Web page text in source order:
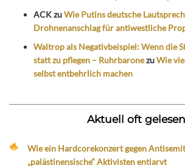
ACKzuWie Putins deutsche
Drohnenanschlag für antiwestliche
Waltrop als Negativbeispiel: Wenn die
statt zu pflegen – RuhrbaronezuWie
selbst entbehrlich machen
Aktuell oft gelesen
Wie ein Hardcorekonzert gegen
„palästinensische“ Aktivisten entlarvt